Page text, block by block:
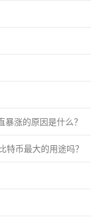
涨的原因是什么？
特币最大的用途吗？